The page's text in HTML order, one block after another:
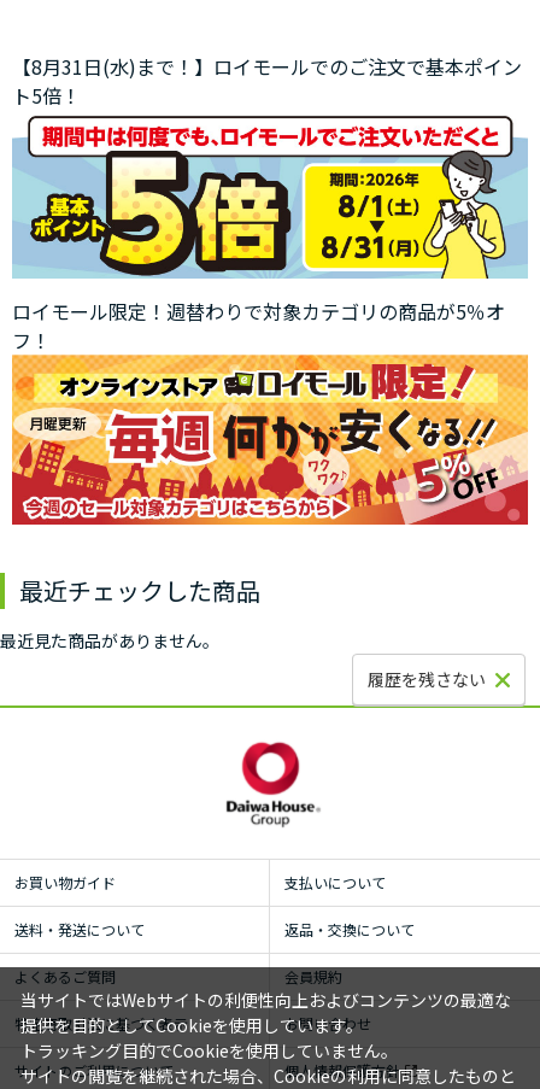
【8月31日(水)まで！】ロイモールでのご注文で基本ポイン
ト5倍！
ロイモール限定！週替わりで対象カテゴリの商品が5％オ
フ！
最近チェックした商品
最近見た商品がありません。
履歴を残さない
お買い物ガイド 支払いについて
送料・発送について 返品・交換について
よくあるご質問 会員規約
特定商取引法に基づく表示 お問い合わせ
サイトのご利用について 個人情報保護方針
当サイトではWebサイトの利便性向上およびコンテンツの最適な
提供を目的としてCookieを使用しています。
トラッキング目的でCookieを使用していません。
サイトの閲覧を継続された場合、Cookieの利用に同意したものと